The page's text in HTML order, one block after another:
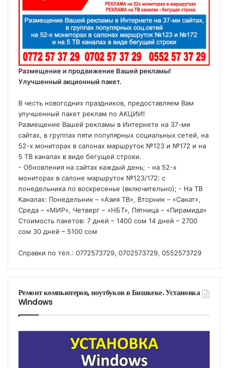
Размещение и продвижение Вашей рекламы!
Улучшенный акционный пакет.
В честь новогодних праздников, предоставляем Вам
улучшенный пакет реклам по АКЦИИ!
Размещение Вашей рекламы в Интернете на 37-ми
сайтах, в группах пяти популярных социальных сетей, на
52-х мониторах в салонах маршруток №123 и №172 и на
5 ТВ каналах в виде бегущей строки.
- Обновления на сайтах каждый день; - на 52-х
мониторах в салоне маршруток №123/172: с
понедельника по воскресенье (включительно); - На ТВ
Каналах: Понедельник – «Азия ТВ», Вторник – «Санат»,
Среда – «МИР», Четверг – «НБТ», Пятница – «Пирамида»
Стоимость пакетов: 7 дней – 1400 сом 14 дней – 2700
сом 30 дней – 5100 сом
Справки по тел.: 0772573729, 0702573729, 0552573729
Ремонт компьютеров, ноутбуков в Бишкеке. Установка
Windows